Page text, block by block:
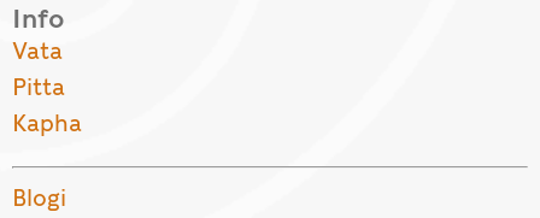
Info
Vata
Pitta
Kapha
Blogi